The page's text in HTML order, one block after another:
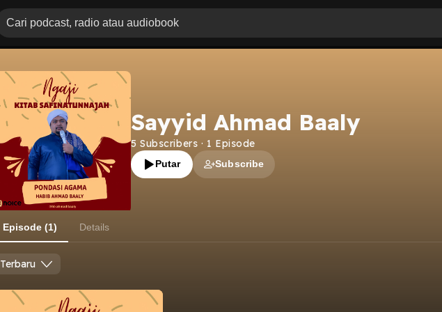
Sayyid Ahmad Baaly
5 Subscribers · 1 Episode
Putar Subscribe
Episode (1) Details
Terbaru